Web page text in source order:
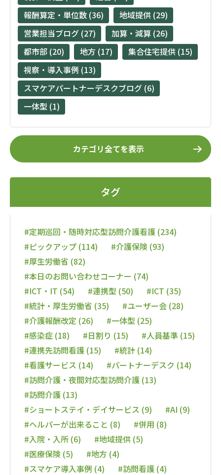
報酬算定・単位数 (36)
地域提供 (29)
営業担当ブログ (27)
加算・減算 (26)
都市部 (20)
地方 (17)
集合住宅提供 (15)
視察・導入事例 (13)
スマケアパートナーデスクブログ (6)
一体型 (1)
カテゴリ全てを表示
タグ
#定期巡回・随時対応型訪問介護看護 (234)
#ピックアップ (114)
#介護保険 (93)
#厚生労働省 (82)
#本日のお問い合わせコーナー (74)
#ICT・IT (54)
#連携型 (50)
#ICT (35)
#統計・厚生労働省 (35)
#ユーザー会 (28)
#介護報酬改定 (26)
#一体型 (25)
#感染症 (18)
#日割り (15)
#人員基準 (15)
#連携先訪問看護 (15)
#統計 (14)
#看護サービス (14)
#パートナーデスク (14)
#訪問介護・夜間対応型訪問介護 (13)
#訪問介護 (13)
#ショートステイ・デイサービス (9)
#AI (9)
#ヘルパーが出来ること (8)
#併用 (8)
#入院・入所 (6)
#地域提供 (5)
#医療保険 (5)
#地方 (4)
#スマケア導入事例 (4)
#訪問看護 (4)